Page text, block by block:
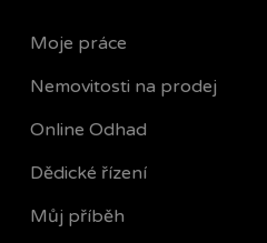
Moje práce
Nemovitosti na prodej
Online Odhad
Dědické řízení
Můj příběh